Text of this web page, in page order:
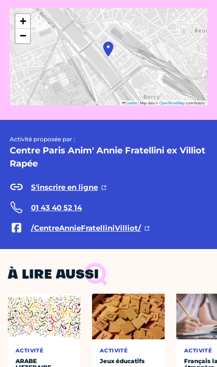
+
−
Leaflet|Map data ©OpenStreetMapcontributors
Activité proposée par :
Centre Paris Anim' Annie Fratellini ex Villiot
Rapée
S'inscrire en ligne
01 43 40 52 14
/CentreAnnieFratelliniVilliot/
À LIRE AUSSI
ACTIVITÉ
ARABE
ACTIVITÉ
Jeux éducatifs
ACTIVITÉ
Français